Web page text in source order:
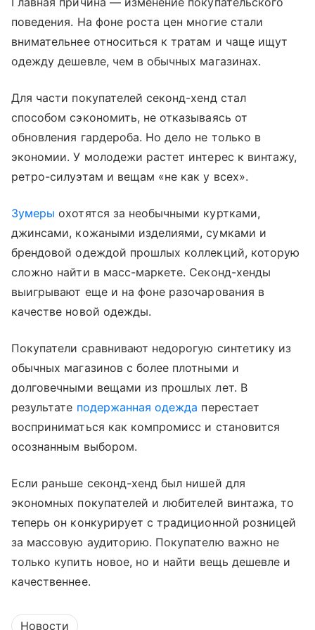
поведения. На фоне роста цен многие стали
внимательнее относиться к тратам и чаще ищут
одежду дешевле, чем в обычных магазинах.
Для части покупателей секонд-хенд стал
способом сэкономить, не отказываясь от
обновления гардероба. Но дело не только в
экономии. У молодежи растет интерес к винтажу,
ретро-силуэтам и вещам «не как у всех».
Зумеры охотятся за необычными куртками,
джинсами, кожаными изделиями, сумками и
брендовой одеждой прошлых коллекций, которую
сложно найти в масс-маркете. Секонд-хенды
выигрывают еще и на фоне разочарования в
качестве новой одежды.
Покупатели сравнивают недорогую синтетику из
обычных магазинов с более плотными и
долговечными вещами из прошлых лет. В
результате подержанная одежда перестает
восприниматься как компромисс и становится
осознанным выбором.
Если раньше секонд-хенд был нишей для
экономных покупателей и любителей винтажа, то
теперь он конкурирует с традиционной розницей
за массовую аудиторию. Покупателю важно не
только купить новое, но и найти вещь дешевле и
качественнее.
Новости